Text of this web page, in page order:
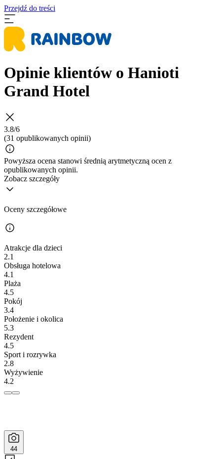
Przejdź do treści
Opinie klientów o Hanioti
Grand Hotel
3.8/6
(31 opublikowanych opinii)
Powyższa ocena stanowi średnią arytmetyczną ocen z
opublikowanych opinii.
Zobacz szczegóły
Oceny szczegółowe
Atrakcje dla dzieci
2.1
Obsługa hotelowa
4.1
Plaża
4.5
Pokój
3.4
Położenie i okolica
5.3
Rezydent
4.5
Sport i rozrywka
2.8
Wyżywienie
4.2
44